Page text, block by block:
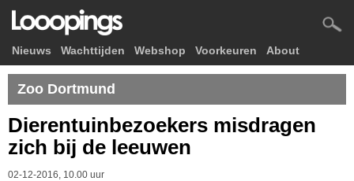
Nieuws Wachttijden Webshop Voorkeuren About
Zoo Dortmund
Dierentuinbezoekers misdragen
zich bij de leeuwen
02-12-2016, 10.00 uur